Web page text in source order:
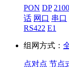
PON DP
话 网口 串口
RS422 E1
组网方式：
点对点 节点